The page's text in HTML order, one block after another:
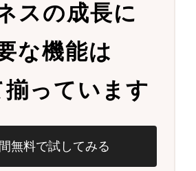
スの成長に
な機能は
っています
無料で試してみる